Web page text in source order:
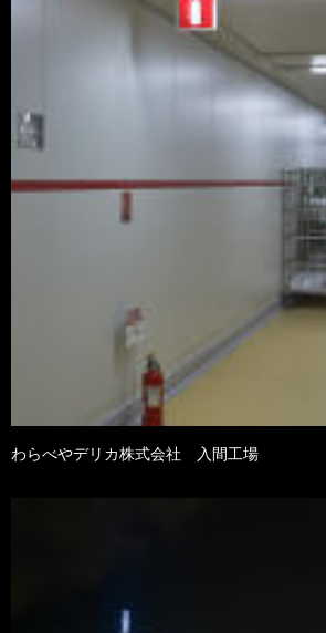
わらべやデリカ株式会社 入間工場